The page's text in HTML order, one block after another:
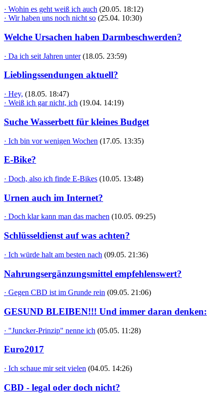
· Wohin es geht weiß ich auch (20.05. 18:12)
· Wir haben uns noch nicht so (25.04. 10:30)
Welche Ursachen haben Darmbeschwerden?
· Da ich seit Jahren unter (18.05. 23:59)
Lieblingssendungen aktuell?
· Hey, (18.05. 18:47)
· Weiß ich gar nicht, ich (19.04. 14:19)
Suche Wasserbett für kleines Budget
· Ich bin vor wenigen Wochen (17.05. 13:35)
E-Bike?
· Doch, also ich finde E-Bikes (10.05. 13:48)
Urnen auch im Internet?
· Doch klar kann man das machen (10.05. 09:25)
Schlüsseldienst auf was achten?
· Ich würde halt am besten nach (09.05. 21:36)
Nahrungsergänzungsmittel empfehlenswert?
· Gegen CBD ist im Grunde rein (09.05. 21:06)
GESUND BLEIBEN!!! Und immer daran denken:
· "Juncker-Prinzip" nenne ich (05.05. 11:28)
Euro2017
· Ich schaue mir seit vielen (04.05. 14:26)
CBD - legal oder doch nicht?